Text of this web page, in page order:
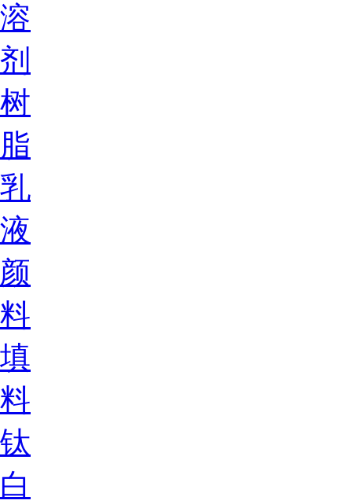
溶
剂
树
脂
乳
液
颜
料
填
料
钛
白